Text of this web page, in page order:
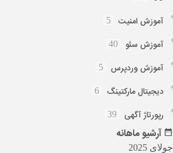
آموزش امنیت 5
آموزش سئو 40
آموزش وردپرس 5
دیجیتال مارکتینگ 6
رپورتاژ آگهی 39
آرشیوماهانه
جولای 2025